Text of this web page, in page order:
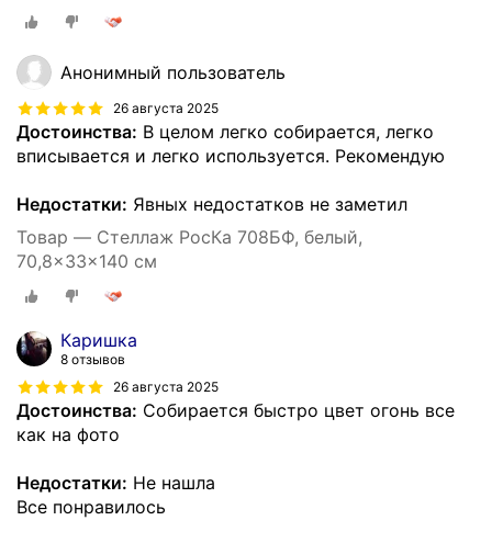
Анонимный пользователь
26 августа 2025
Достоинства: В целом легко собирается, легко
вписывается и легко используется. Рекомендую
Недостатки: Явных недостатков не заметил
Товар — Стеллаж РосКа 708БФ, белый,
70,8x33x140 см
Каришка
8 отзывов
26 августа 2025
Достоинства: Собирается быстро цвет огонь все
как на фото
Недостатки: Не нашла
Все понравилось